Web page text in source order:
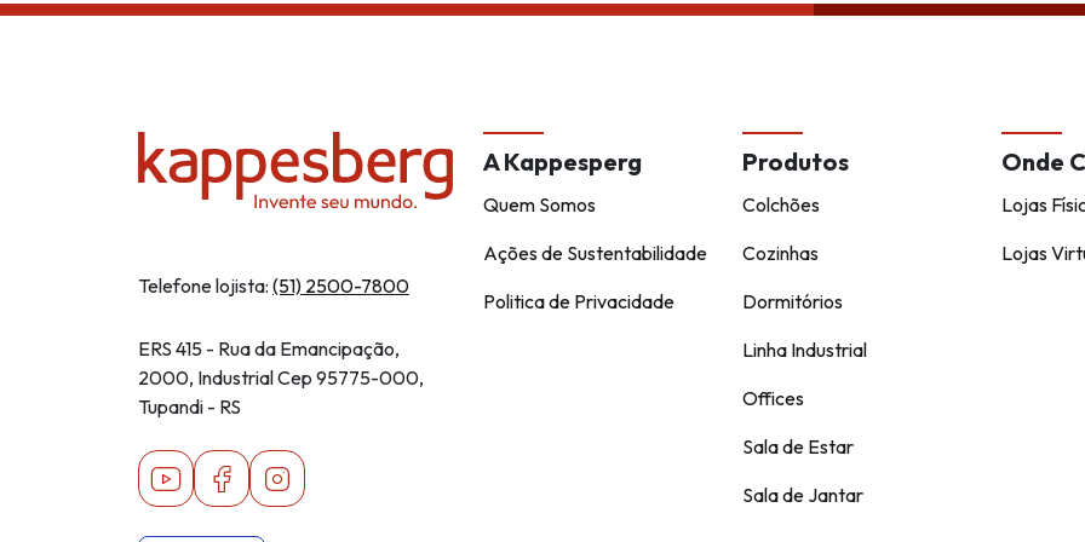
Telefone lojista: (51) 2500-7800
ERS 415 - Rua da Emancipação,
2000, Industrial Cep 95775-000,
Tupandi - RS
YoutubeFacebookInstagram
A Kappesperg
Quem Somos
Ações de Sustentabilidade
Politica de Privacidade
Produtos
Colchões
Cozinhas
Dormitórios
Linha Industrial
Offices
Sala de Estar
Sala de Jantar
Onde
Lojas
Lojas